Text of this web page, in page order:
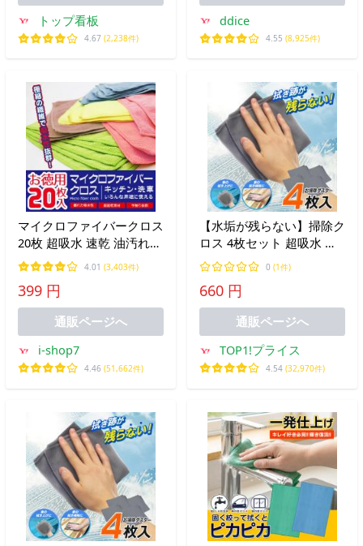
トップ看板
4.67 (2,238件)
ddice
4.55 (8,925件)
マイクロファイバークロス
20枚 超吸水 速乾 油汚れ
キッチン お掃除クロス 洗
車 万能クロス 洗車タオル
洗剤不要 乾拭き水拭き
/60N◇ 新クロス20枚入
4.01 (3,403件)
399 円
通販ページへ
i-shop7
4.46 (51,662件)
【水垢が残らない】掃除ク
ロス 4枚セット 超吸水 ダ
スター ふきん 雑巾 洗車タ
オル 拭き上げ 浴室 鏡 油
汚れ ガラス 窓 車 掃除清
掃 送料無料 2M◇ 掃除ダ
0 (1件)
660 円
通販ページへ
TOP1!プライス
4.54 (32,970件)